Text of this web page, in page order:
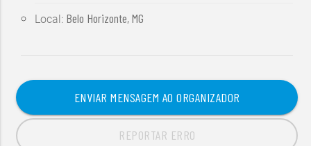
Local: Belo Horizonte, MG
ENVIAR MENSAGEM AO ORGANIZADOR
REPORTAR ERRO